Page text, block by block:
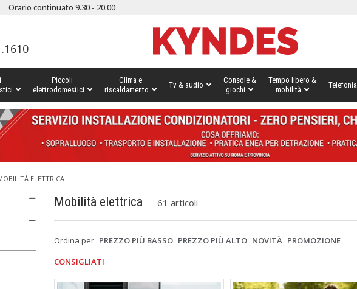
Orario continuato 9.30 - 20.00
Piccoli
elettrodomestici
Clima e
riscaldamento
Tv & audio
Console &
giochi
Tempo libero &
mobilità
Telefonia
ELETTRICA
Mobilità elettrica 61 articoli
Ordina per PREZZO PIÙ BASSO PREZZO PIÙ ALTO NOVITÀ PROMOZIONE
CONSIGLIATI